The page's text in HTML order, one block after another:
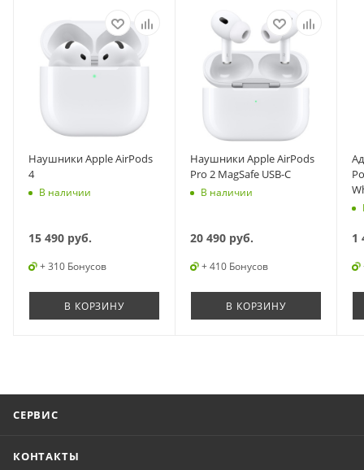
Наушники Apple AirPods
4
В наличии
15 490 руб.
+ 310 Бонусов
В КОРЗИНУ
Наушники Apple AirPods
Pro 2 MagSafe USB-C
В наличии
20 490 руб.
+ 410 Бонусов
В КОРЗИНУ
1
СЕРВИС
КОНТАКТЫ